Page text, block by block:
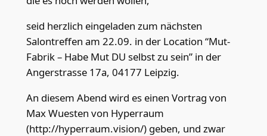
seid herzlich eingeladen zum nächsten
Salontreffen am 22.09. in der Location “Mut-
Fabrik – Habe Mut DU selbst zu sein” in der
Angerstrasse 17a, 04177 Leipzig.
An diesem Abend wird es einen Vortrag von
Max Wuesten von Hyperraum
(http://hyperraum.vision/) geben, und zwar